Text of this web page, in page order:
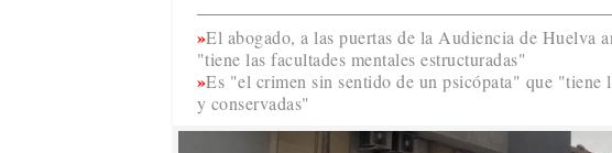
El abogado, a las puertas de la Audiencia de Huelva
"tiene las facultades mentales estructuradas"
Es "el crimen sin sentido de un psicópata" que "tiene
y conservadas"